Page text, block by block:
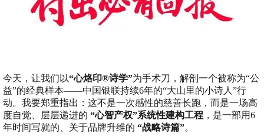
今天，让我们以“心烙印®诗学”为手术刀，解剖一个被称为“公
益”的经典样本——中国银联持续6年的“大山里的小诗人”行
动。我要郑重指出：这不是一次感性的慈善长跑，而是一场高
度自觉、层层递进的 “心智产权”系统性建构工程 ，是一部用6
年时间写就的、关于品牌升维的 “战略诗篇”。